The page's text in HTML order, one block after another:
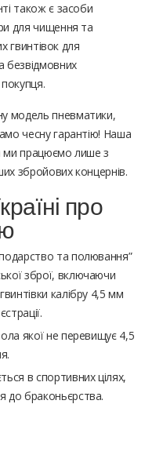
також є засоби
для чищення та
гвинтівок для
модель пневматики,
чесну гарантію! Наша
ми працюємо лише з
збройових концернів.
про
та полювання”
зброї, включаючи
калібру 4,5 мм
якої не перевищує 4,5
в спортивних цілях,
до браконьєрства.